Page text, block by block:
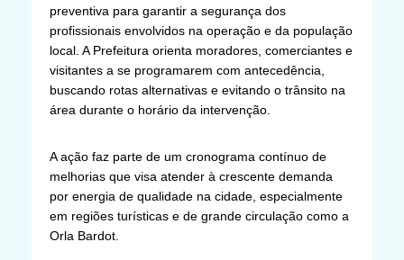
preventiva para garantir a segurança dos
profissionais envolvidos na operação e da população
local. A Prefeitura orienta moradores, comerciantes e
visitantes a se programarem com antecedência,
buscando rotas alternativas e evitando o trânsito na
área durante o horário da intervenção.
A ação faz parte de um cronograma contínuo de
melhorias que visa atender à crescente demanda
por energia de qualidade na cidade, especialmente
em regiões turísticas e de grande circulação como a
Orla Bardot.